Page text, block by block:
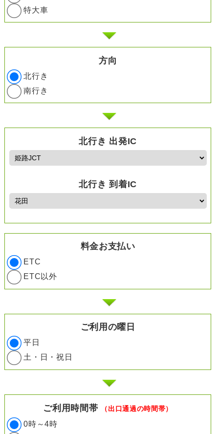
特大車
方向
北行き
南行き
北行き 出発IC
北行き 到着IC
料金お支払い
ETC
ETC以外
ご利用の曜日
平日
土・日・祝日
ご利用時間帯 （出口通過の時間帯）
0時～4時